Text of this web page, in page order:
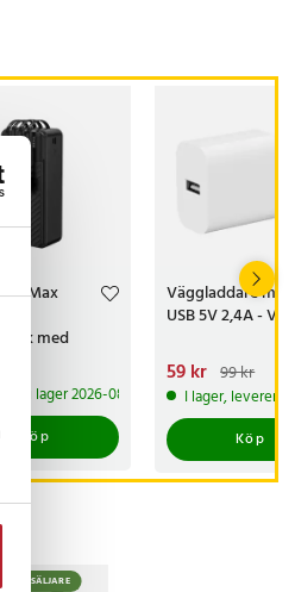
Max
med
i lager 2026-08-14
Köp
Väggladdare med
USB 5V 2,4A - Vit
Nuvarande pris
59 krTidigare pris
59 kr 99 kr
I lager,
Köp
BÄSTSÄLJARE